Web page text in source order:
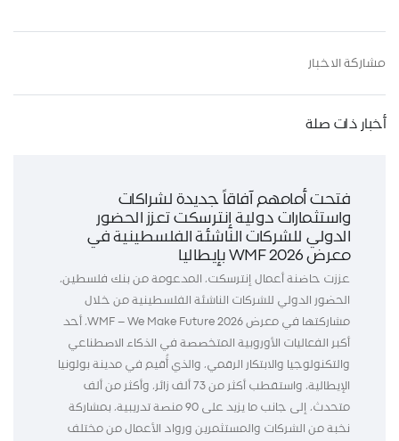
مشاركة الاخبار
أخبار ذات صلة
فتحت أمامهم آفاقاً جديدة لشراكات
واستثمارات دولية إنترسكت تعزز الحضور
الدولي للشركات الناشئة الفلسطينية في
معرض WMF 2026 بإيطاليا
عززت حاضنة أعمال إنترسكت، المدعومة من بنك فلسطين،
الحضور الدولي للشركات الناشئة الفلسطينية من خلال
مشاركتها في معرض WMF – We Make Future 2026، أحد
أكبر الفعاليات الأوروبية المتخصصة في الذكاء الاصطناعي
والتكنولوجيا والابتكار الرقمي، والذي أُقيم في مدينة بولونيا
الإيطالية، واستقطب أكثر من 73 ألف زائر، وأكثر من ألف
متحدث، إلى جانب ما يزيد على 90 منصة تدريبية، بمشاركة
نخبة من الشركات والمستثمرين ورواد الأعمال من مختلف